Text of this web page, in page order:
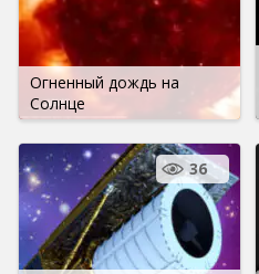
Огненный дождь на
Солнце
36